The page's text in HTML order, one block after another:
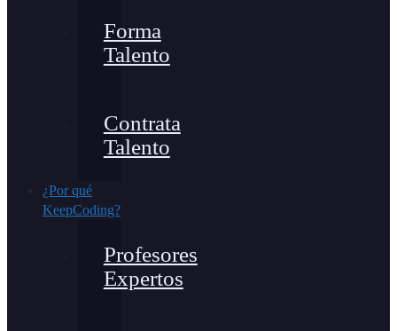
Forma
Talento
Contrata
Talento
¿Por qué
KeepCoding?
Profesores
Expertos